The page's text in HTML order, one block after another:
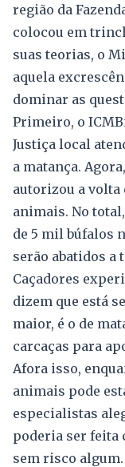
região da
colocou em
suas teorias, o
aquela
dominar as
Primeiro, o
Justiça local
a matança.
autorizou a
animais. No
de 5 mil búfalos
serão abatidos a
Caçadores
dizem que está
maior, é o de
carcaças para
Afora isso,
animais pode
especialistas
poderia ser feita
sem risco algum.